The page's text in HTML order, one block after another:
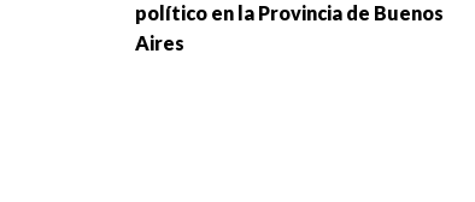
político en la Provincia de Buenos
Aires